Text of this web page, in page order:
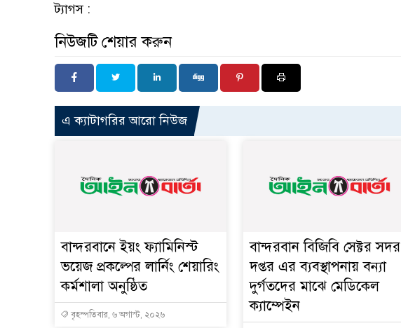
ট্যাগস :
নিউজটি শেয়ার করুন
এ ক্যাটাগরির আরো নিউজ
বান্দরবানে ইয়ং ফ্যামিনিস্ট
ভয়েজ প্রকল্পের লার্নিং শেয়ারিং
কর্মশালা অনুষ্ঠিত
বৃহস্পতিবার, ৬ অগাস্ট, ২০২৬
বান্দরবান বিজিবি সেক্টর সদর
দপ্তর এর ব্যবস্থাপনায় বন্যা
দুর্গতদের মাঝে মেডিকেল
ক্যাম্পেইন